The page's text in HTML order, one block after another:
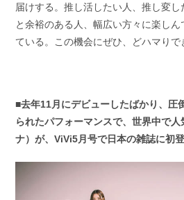
届けする。推し活したい人、推し変
と余裕のある人、幅広い方々に楽し
ている。この機会にぜひ、どハマりで
■去年11月にデビューしたばかり、圧
られたパフォーマンスで、世界中で
ナ）が、ViVi5月号で日本の雑誌に初登